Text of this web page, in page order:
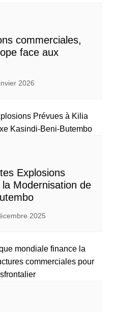
commerciales,
face aux
2026
Explosions
Modernisation de
2025